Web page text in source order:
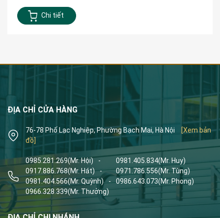
Chi tiết
ĐỊA CHỈ CỬA HÀNG
76-78 Phố Lạc Nghiệp, Phường Bạch Mai, Hà Nội
[Xem bản
đồ]
0985.281.269(Mr. Hội) - 0981.405.834(Mr. Huy)
0917.886.768(Mr. Hát) - 0971.786.556(Mr. Tùng)
0981.404.566(Mr. Quỳnh) - 0986.643.073(Mr. Phong)
0966.328.339(Mr. Thưởng)